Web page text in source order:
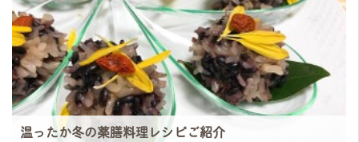
温ったか冬の薬膳料理レシピご紹介